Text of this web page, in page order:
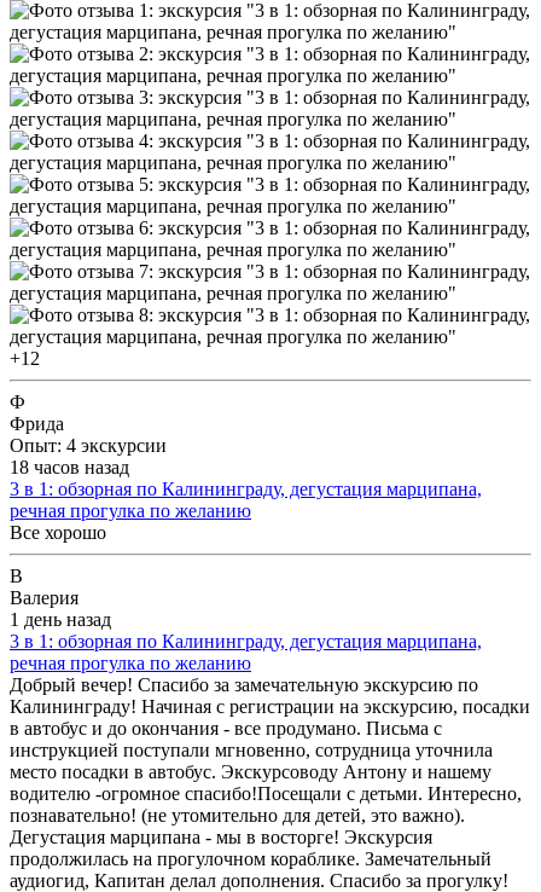
+12
Ф
Фрида
Опыт: 4 экскурсии
18 часов назад
3 в 1: обзорная по Калининграду, дегустация марципана,
речная прогулка по желанию
Все хорошо
В
Валерия
1 день назад
3 в 1: обзорная по Калининграду, дегустация марципана,
речная прогулка по желанию
Добрый вечер! Спасибо за замечательную экскурсию по
Калининграду! Начиная с регистрации на экскурсию, посадки
в автобус и до окончания - все продумано. Письма с
инструкцией поступали мгновенно, сотрудница уточнила
место посадки в автобус. Экскурсоводу Антону и нашему
водителю -огромное спасибо!Посещали с детьми. Интересно,
познавательно! (не утомительно для детей, это важно).
Дегустация марципана - мы в восторге! Экскурсия
продолжилась на прогулочном кораблике. Замечательный
аудиогид, Капитан делал дополнения. Спасибо за прогулку!